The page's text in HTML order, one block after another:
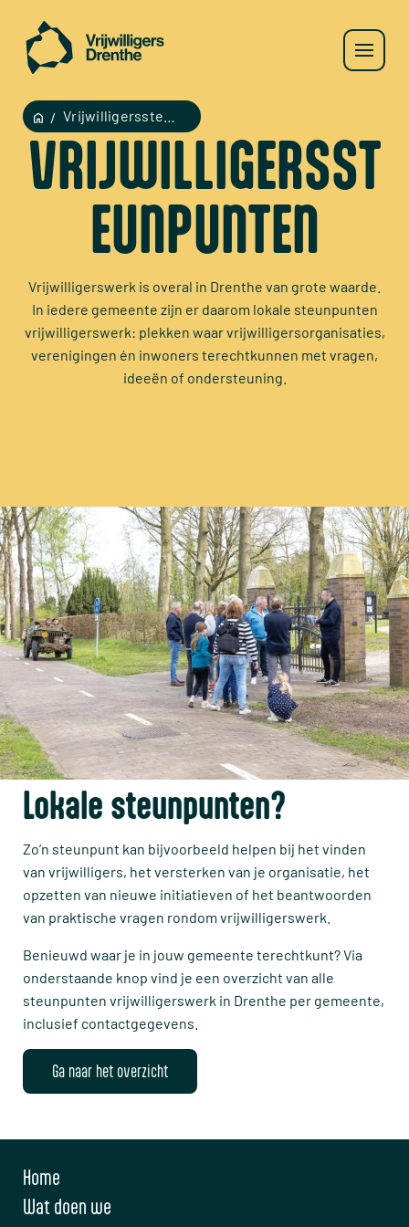
VRIJWILLIGERSST
EUNPUNTEN
Vrijwilligerswerk is overal in Drenthe van grote waarde.
In iedere gemeente zijn er daarom lokale steunpunten
vrijwilligerswerk: plekken waar vrijwilligersorganisaties,
verenigingen én inwoners terechtkunnen met vragen,
ideeën of ondersteuning.
Lokale steunpunten?
Zo’n steunpunt kan bijvoorbeeld helpen bij het vinden
van vrijwilligers, het versterken van je organisatie, het
opzetten van nieuwe initiatieven of het beantwoorden
van praktische vragen rondom vrijwilligerswerk.
Benieuwd waar je in jouw gemeente terechtkunt? Via
onderstaande knop vind je een overzicht van alle
steunpunten vrijwilligerswerk in Drenthe per gemeente,
inclusief contactgegevens.
Ga naar het overzicht
Home
Wat doen we